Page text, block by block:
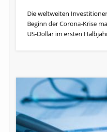
Die weltweiten
Beginn der Corona-Krise
US-Dollar im ersten